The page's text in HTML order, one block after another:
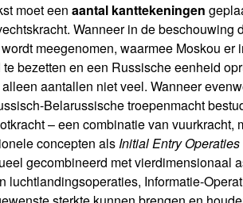
moet een aantal kanttekeningen
Wanneer in de beschouwing
meegenomen, waarmee Moskou
bezetten en een Russische eenheid
aantallen niet veel. Wanneer
Belarussische troepenmacht
– een combinatie van vuurkracht,
concepten alsInitial Entry Operaties
gecombineerd met vierdimensionaal
luchtlandingsoperaties, Informatie-